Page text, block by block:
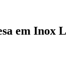
em Inox